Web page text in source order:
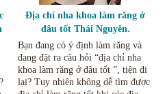
Địa chỉ nha khoa làm răng ở
đâu tốt Thái Nguyên.
Bạn đang có ý định làm răng và
đang đặt ra câu hỏi “địa chỉ nha
khoa làm răng ở đâu tốt ”, tiện đi
lại? Tuy nhiên không dễ tìm được